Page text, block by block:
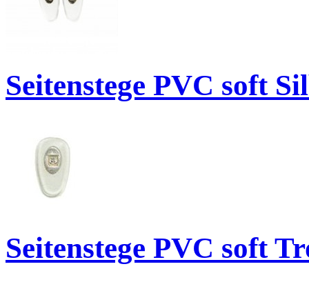
Seitenstege PVC soft
Seitenstege PVC soft